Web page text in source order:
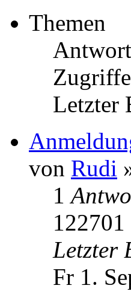
Themen
Zugriffe
Letzter
von Rudi
1
122701
Letzter
Fr 1.